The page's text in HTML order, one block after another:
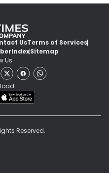
UsTerms of Services
IndexSitemap
Us
Reserved.